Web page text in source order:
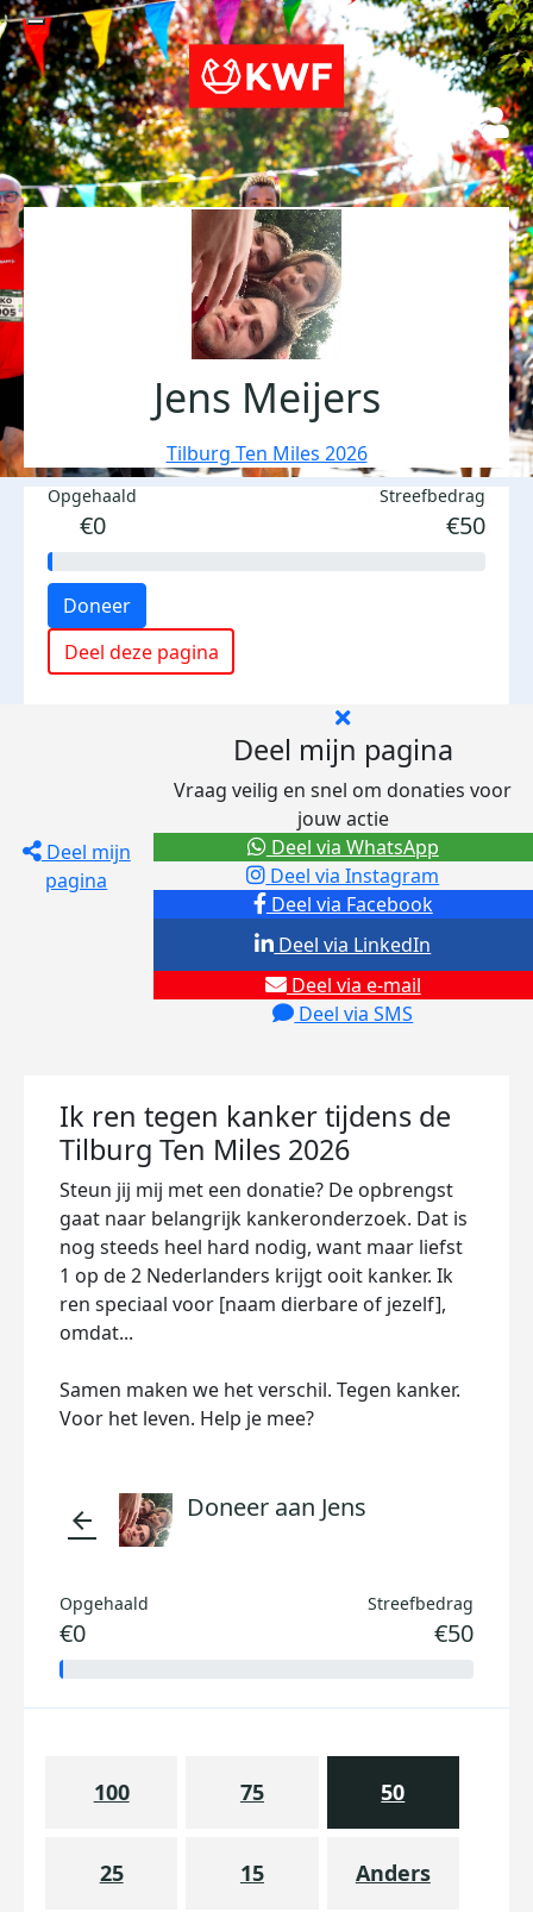
Jens Meijers
Tilburg Ten Miles 2026
Opgehaald
€0
Streefbedrag
€50
Doneer
Deel deze pagina
Deel mijn
pagina
Deel mijn pagina
Vraag veilig en snel om donaties voor
jouw actie
Deel via Facebook
Deel via Instagram
Deel via e-mail
Deel via SMS
Deel via LinkedIn
Deel via WhatsApp
Ik ren tegen kanker tijdens de
Tilburg Ten Miles 2026
Steun jij mij met een donatie? De opbrengst
gaat naar belangrijk kankeronderzoek. Dat is
nog steeds heel hard nodig, want maar liefst
1 op de 2 Nederlanders krijgt ooit kanker. Ik
ren speciaal voor [naam dierbare of jezelf],
omdat...
Samen maken we het verschil. Tegen kanker.
Voor het leven. Help je mee?
arrow_back Doneer aan Jens
Opgehaald
€0
Streefbedrag
€50
100 75 50
25 15 Anders